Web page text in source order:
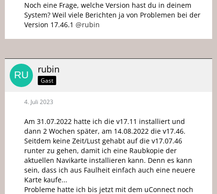
Noch eine Frage, welche Version hast du in deinem
System? Weil viele Berichten ja von Problemen bei der
Version 17.46.1 @rubin
rubin
Gast
4. Juli 2023
Am 31.07.2022 hatte ich die v17.11 installiert und
dann 2 Wochen später, am 14.08.2022 die v17.46.
Seitdem keine Zeit/Lust gehabt auf die v17.07.46
runter zu gehen, damit ich eine Raubkopie der
aktuellen Navikarte installieren kann. Denn es kann
sein, dass ich aus Faulheit einfach auch eine neuere
Karte kaufe...
Probleme hatte ich bis jetzt mit dem uConnect noch